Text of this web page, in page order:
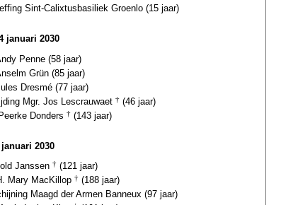
Sint-Calixtusbasiliek Groenlo (15 jaar)
januari 2030
Penne (58 jaar)
Grün (85 jaar)
Dresmé (77 jaar)
Mgr. Jos Lescrauwaet † (46 jaar)
Donders † (143 jaar)
2030
Janssen † (121 jaar)
Mary MacKillop † (188 jaar)
Maagd der Armen Banneux (97 jaar)